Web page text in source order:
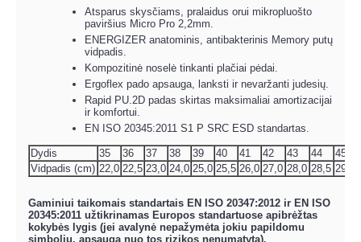
Atsparus skysčiams, pralaidus orui mikropluošto
paviršius Micro Pro 2,2mm.
ENERGIZER anatominis, antibakterinis Memory putų
vidpadis.
Kompozitinė noselė tinkanti plačiai pėdai.
Ergoflex pado apsauga, lanksti ir nevaržanti judesių.
Rapid PU.2D padas skirtas maksimaliai amortizacijai
ir komfortui.
EN ISO 20345:2011 S1 P SRC ESD standartas.
Dydis 35 36 37 38 39 40 41 42 43 44 45
Vidpadis (cm) 22,0 22,5 23,0 24,0 25,0 25,5 26,0 27,0 28,0 28,5 29,0
Gaminiui taikomais standartais EN ISO 20347:2012 ir EN ISO
20345:2011 užtikrinamas Europos standartuose apibrėžtas
kokybės lygis (jei avalynė nepažymėta jokiu papildomu
simboliu, apsauga nuo tos rizikos nenumatyta).